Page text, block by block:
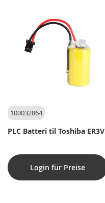
100032864
PLC Batteri til Toshiba ER3V
Login für Preise